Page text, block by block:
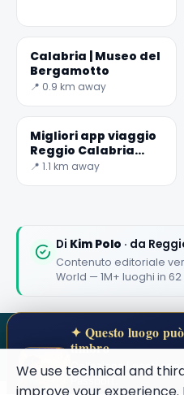
Calabria | Museo del
Bergamotto
📍 0.9 km away
Migliori app viaggio
Reggio Calabria
2026: top 5 da non
📍 1.1 km away
Di Kim Polo · da
Contenuto editoriale
World — 1M+ luoghi in
SECRET WORLD
★★★★★
1,000,000+ places in your
We use technical and
✦ Questo luogo
timbro
Colleziona i posti